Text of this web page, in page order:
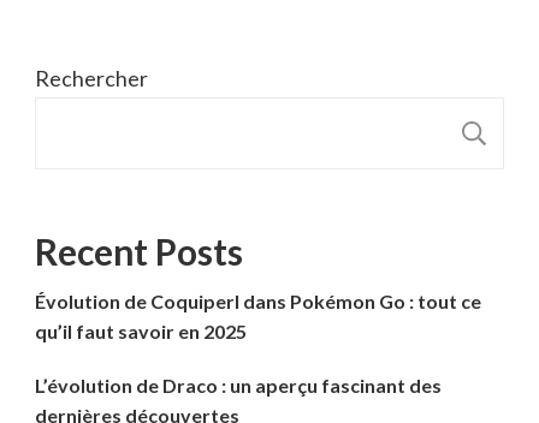
Rechercher
Recent Posts
Évolution de Coquiperl dans Pokémon Go : tout ce
qu’il faut savoir en 2025
L’évolution de Draco : un aperçu fascinant des
dernières découvertes